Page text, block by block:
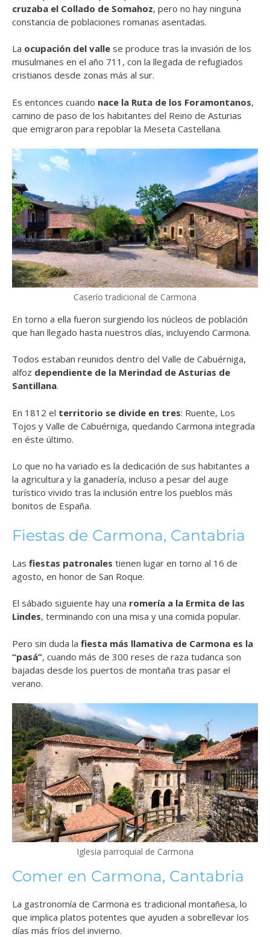
cruzaba el Collado de Somahoz, pero no hay ninguna
constancia de poblaciones romanas asentadas.
La ocupación del valle se produce tras la invasión de los
musulmanes en el año 711, con la llegada de refugiados
cristianos desde zonas más al sur.
Es entonces cuando nace la Ruta de los Foramontanos,
camino de paso de los habitantes del Reino de Asturias
que emigraron para repoblar la Meseta Castellana.
Caserío tradicional de Carmona
En torno a ella fueron surgiendo los núcleos de población
que han llegado hasta nuestros días, incluyendo Carmona.
Todos estaban reunidos dentro del Valle de Cabuérniga,
alfoz dependiente de la Merindad de Asturias de
Santillana.
En 1812 el territorio se divide en tres: Ruente, Los
Tojos y Valle de Cabuérniga, quedando Carmona integrada
en éste último.
Lo que no ha variado es la dedicación de sus habitantes a
la agricultura y la ganadería, incluso a pesar del auge
turístico vivido tras la inclusión entre los pueblos más
bonitos de España.
Fiestas de Carmona, Cantabria
Las fiestas patronales tienen lugar en torno al 16 de
agosto, en honor de San Roque.
El sábado siguiente hay una romería a la Ermita de las
Lindes, terminando con una misa y una comida popular.
Pero sin duda la fiesta más llamativa de Carmona es la
“pasá”, cuando más de 300 reses de raza tudanca son
bajadas desde los puertos de montaña tras pasar el
verano.
Iglesia parroquial de Carmona
Comer en Carmona, Cantabria
La gastronomía de Carmona es tradicional montañesa, lo
que implica platos potentes que ayuden a sobrellevar los
días más fríos del invierno.